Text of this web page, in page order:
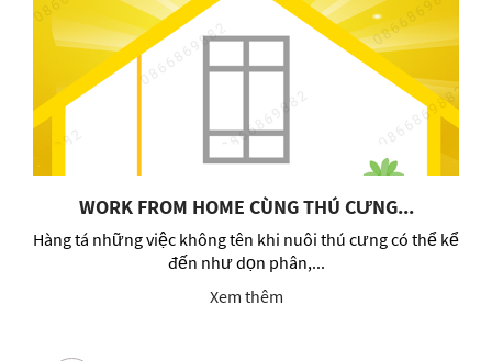
WORK FROM HOME CÙNG THÚ CƯNG...
Hàng tá những việc không tên khi nuôi thú cưng có thể kể
đến như dọn phân,...
Xem thêm